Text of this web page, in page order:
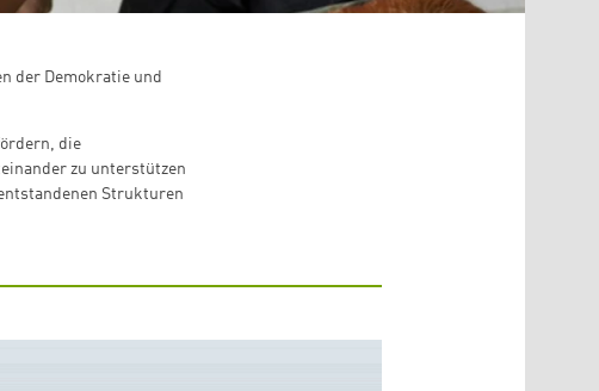
der Demokratie und
die
zu unterstützen
Strukturen